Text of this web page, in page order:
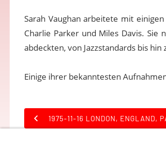
Sarah Vaughan arbeitete mit
Charlie Parker und Miles Davis.
abdeckten, von Jazzstandards bis hin
Einige ihrer bekanntesten
1975-11-16 LONDON, ENGLAND,